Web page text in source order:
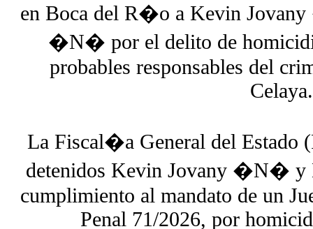
en Boca del R�o a Kevin
�N� por el delito de
probables responsables del
Celaya.
La Fiscal�a General del
detenidos Kevin Jovany �N�
cumplimiento al mandato de un
Penal 71/2026, por